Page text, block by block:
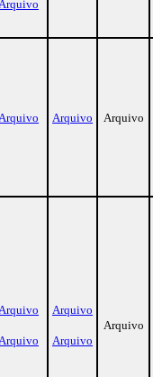
Arquivo Arquivo
Arquivo
Arquivo
Arquivo